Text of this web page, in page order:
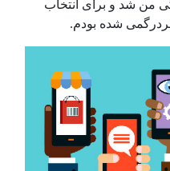
من شد و برای انتخاب
شده بودم.